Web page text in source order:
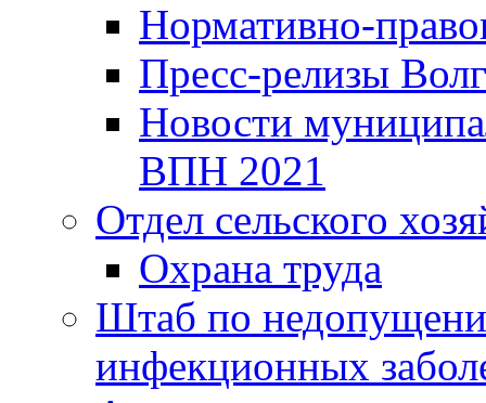
Нормативно-
Пресс-релизы
Новости
ВПН 2021
Отдел сельского
Охрана труда
Штаб по
инфекционных